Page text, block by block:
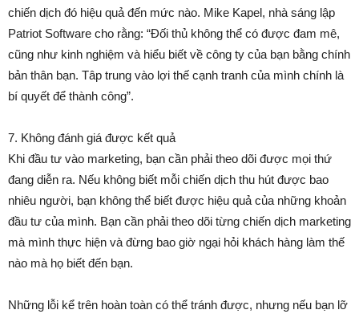
chiến dịch đó hiệu quả đến mức nào. Mike Kapel, nhà sáng lập
Patriot Software cho rằng: “Đối thủ không thể có được đam mê,
cũng như kinh nghiệm và hiểu biết về công ty của bạn bằng chính
bản thân bạn. Tâp trung vào lợi thế cạnh tranh của mình chính là
bí quyết để thành công”.
7. Không đánh giá được kết quả
Khi đầu tư vào marketing, bạn cần phải theo dõi được mọi thứ
đang diễn ra. Nếu không biết mỗi chiến dịch thu hút được bao
nhiêu người, bạn không thể biết được hiệu quả của những khoản
đầu tư của mình. Bạn cần phải theo dõi từng chiến dịch marketing
mà mình thực hiện và đừng bao giờ ngại hỏi khách hàng làm thế
nào mà họ biết đến bạn.
Những lỗi kể trên hoàn toàn có thể tránh được, nhưng nếu bạn lỡ